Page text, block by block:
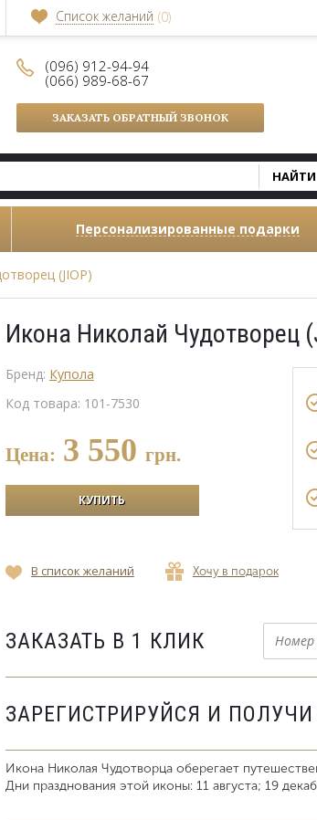
Список желаний (0)
(096) 912-94-94
(066) 989-68-67
ЗАКАЗАТЬ ОБРАТНЫЙ ЗВОНОК
Персонализированные подарки
(JIOP)
Икона Николай Чудотворец
Бренд: Купола
Код товара: 101-7530
Цена: 3 550 грн.
В список желаний Хочу в подарок
ЗАКАЗАТЬ В 1 КЛИК
ЗАРЕГИСТРИРУЙСЯ И
Икона Николая Чудотворца оберегает
Дни празднования этой иконы: 11 августа; 19